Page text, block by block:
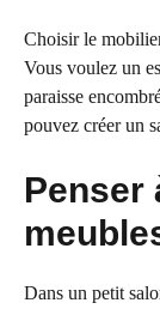
Choisir le
Vous voulez un
paraisse
pouvez créer un
Penser
Dans un petit